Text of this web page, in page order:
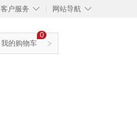
◇
客户服务 ◇
网站导航
>
0
我的购物车